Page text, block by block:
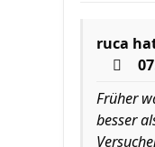
ruca
Früher
besser